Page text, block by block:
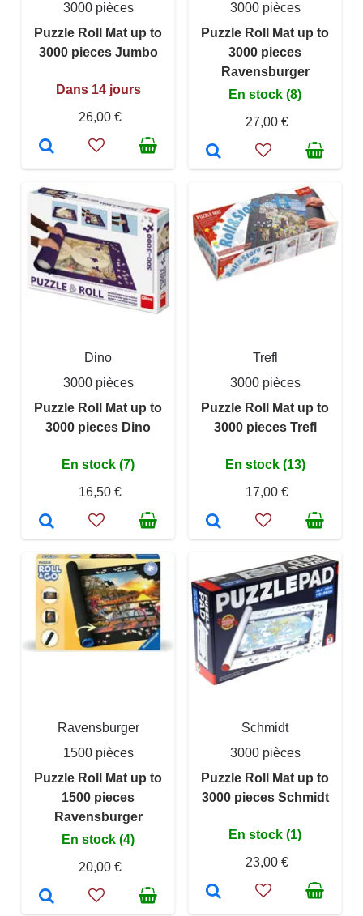
3000 pièces
Puzzle Roll Mat up to
3000 pieces Jumbo
Dans 14 jours
26,00 €
3000 pièces
Puzzle Roll Mat up to
3000 pieces
Ravensburger
En stock (8)
27,00 €
Dino
3000 pièces
Puzzle Roll Mat up to
3000 pieces Dino
En stock (7)
16,50 €
Trefl
3000 pièces
Puzzle Roll Mat up to
3000 pieces Trefl
En stock (13)
17,00 €
Ravensburger
1500 pièces
Puzzle Roll Mat up to
1500 pieces
Ravensburger
En stock (4)
20,00 €
Schmidt
3000 pièces
Puzzle Roll Mat up to
3000 pieces Schmidt
En stock (1)
23,00 €